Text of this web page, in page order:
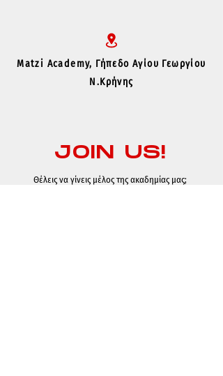
Matzi Academy, Γήπεδο Αγίου Γεωργίου
Ν.Κρήνης
JOIN US!
Θέλεις να γίνεις μέλος της ακαδημίας μας;